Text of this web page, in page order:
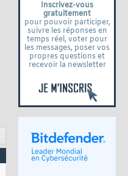
Inscrivez-vous
gratuitement
pour pouvoir participer,
suivre les réponses en
temps réel, voter pour
les messages, poser vos
propres questions et
recevoir la newsletter